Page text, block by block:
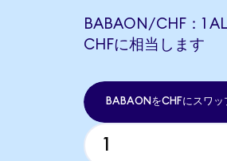
BABAON/CHF：1
CHFに相当します
BABAONをCHFにスワッ